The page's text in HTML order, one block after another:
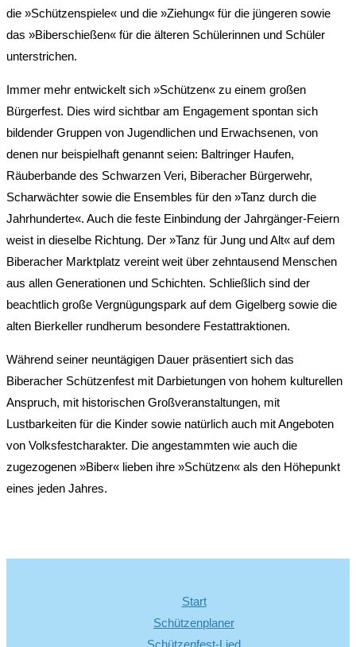
die »Schützenspiele« und die »Ziehung« für die jüngeren sowie
das »Biberschießen« für die älteren Schülerinnen und Schüler
unterstrichen.
Immer mehr entwickelt sich »Schützen« zu einem großen
Bürgerfest. Dies wird sichtbar am Engagement spontan sich
bildender Gruppen von Jugendlichen und Erwachsenen, von
denen nur beispielhaft genannt seien: Baltringer Haufen,
Räuberbande des Schwarzen Veri, Biberacher Bürgerwehr,
Scharwächter sowie die Ensembles für den »Tanz durch die
Jahrhunderte«. Auch die feste Einbindung der Jahrgänger-Feiern
weist in dieselbe Richtung. Der »Tanz für Jung und Alt« auf dem
Biberacher Marktplatz vereint weit über zehntausend Menschen
aus allen Generationen und Schichten. Schließlich sind der
beachtlich große Vergnügungspark auf dem Gigelberg sowie die
alten Bierkeller rundherum besondere Festattraktionen.
Während seiner neuntägigen Dauer präsentiert sich das
Biberacher Schützenfest mit Darbietungen von hohem kulturellen
Anspruch, mit historischen Großveranstaltungen, mit
Lustbarkeiten für die Kinder sowie natürlich auch mit Angeboten
von Volksfestcharakter. Die angestammten wie auch die
zugezogenen »Biber« lieben ihre »Schützen« als den Höhepunkt
eines jeden Jahres.
Start
Schützenplaner
Schützenfest-Lied